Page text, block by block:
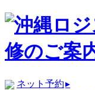
ネット予約▸